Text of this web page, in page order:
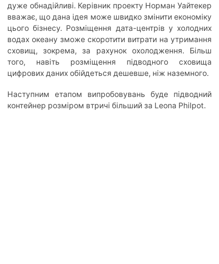
дуже обнадійливі. Керівник проекту Норман Уайтекер
вважає, що дана ідея може швидко змінити економіку
цього бізнесу. Розміщення дата-центрів у холодних
водах океану зможе скоротити витрати на утримання
сховищ, зокрема, за рахунок охолодження. Більш
того, навіть розміщення підводного сховища
цифрових даних обійдеться дешевше, ніж наземного.
Наступним етапом випробовувань буде підводний
контейнер розміром втричі більший за Leona Philpot.